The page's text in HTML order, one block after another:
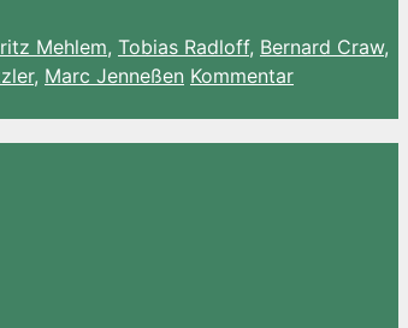
Mehlem, Tobias Radloff, Bernard Craw,
, Marc Jenneßen Kommentar